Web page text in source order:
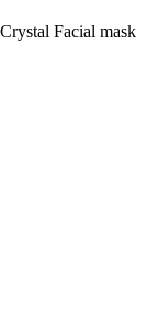
Facial mask